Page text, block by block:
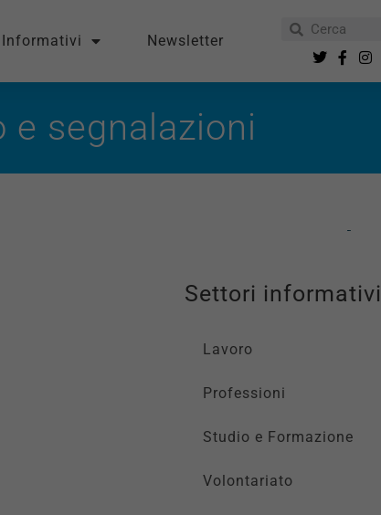
Newsletter
e segnalazioni
Settori informativi
Lavoro
Professioni
Studio e Formazione
Volontariato